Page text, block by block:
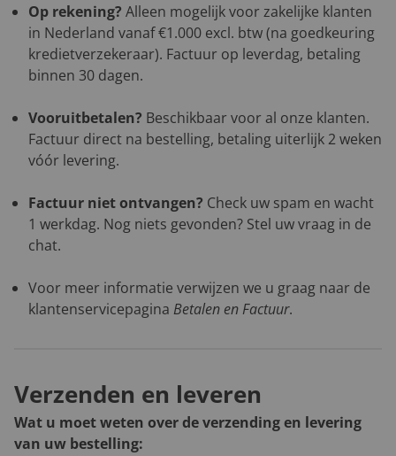
Op rekening? Alleen mogelijk voor zakelijke klanten
in Nederland vanaf €1.000 excl. btw (na goedkeuring
kredietverzekeraar). Factuur op leverdag, betaling
binnen 30 dagen.
Vooruitbetalen? Beschikbaar voor al onze klanten.
Factuur direct na bestelling, betaling uiterlijk 2 weken
vóór levering.
Factuur niet ontvangen? Check uw spam en wacht
1 werkdag. Nog niets gevonden? Stel uw vraag in de
chat.
Voor meer informatie verwijzen we u graag naar de
klantenservicepagina Betalen en Factuur.
Verzenden en leveren
Wat u moet weten over de verzending en levering
van uw bestelling: